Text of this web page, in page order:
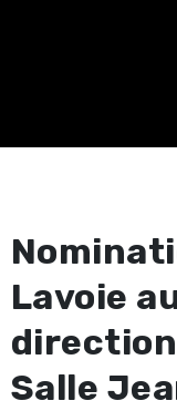
Lavoie
Salle